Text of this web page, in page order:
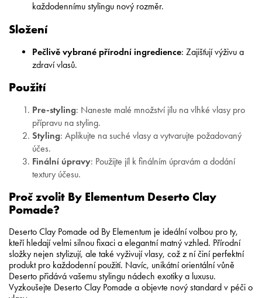
každodennímu stylingu nový rozměr.
Složení
Pečlivě vybrané přírodní ingredience: Zajišťují výživu a
zdraví vlasů.
Použití
Pre-styling: Naneste malé množství jílu na vlhké vlasy pro
přípravu na styling.
Styling: Aplikujte na suché vlasy a vytvarujte požadovaný
účes.
Finální úpravy: Použijte jíl k finálním úpravám a dodání
textury účesu.
Proč zvolit By Elementum Deserto Clay
Pomade?
Deserto Clay Pomade od By Elementum je ideální volbou pro ty,
kteří hledají velmi silnou fixaci a elegantní matný vzhled. Přírodní
složky nejen stylizují, ale také vyživují vlasy, což z ní činí perfektní
produkt pro každodenní použití. Navíc, unikátní orientální vůně
Deserto přidává vašemu stylingu nádech exotiky a luxusu.
Vyzkoušejte Deserto Clay Pomade a objevte nový standard v péči o